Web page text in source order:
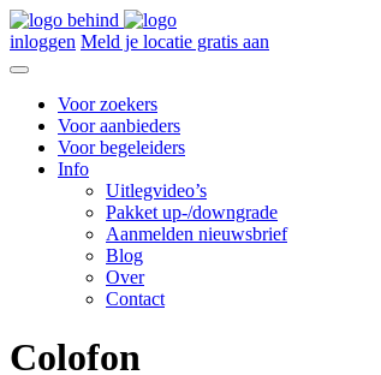
inloggen Meld je locatie gratis aan
Voor zoekers
Voor aanbieders
Voor begeleiders
Info
Uitlegvideo’s
Pakket up-/downgrade
Aanmelden nieuwsbrief
Blog
Over
Contact
Colofon